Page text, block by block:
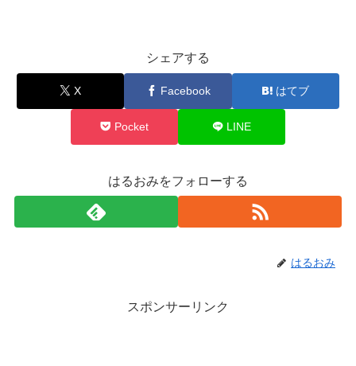
シェアする
X Facebook はてブ
Pocket LINE
はるおみをフォローする
はるおみ
スポンサーリンク